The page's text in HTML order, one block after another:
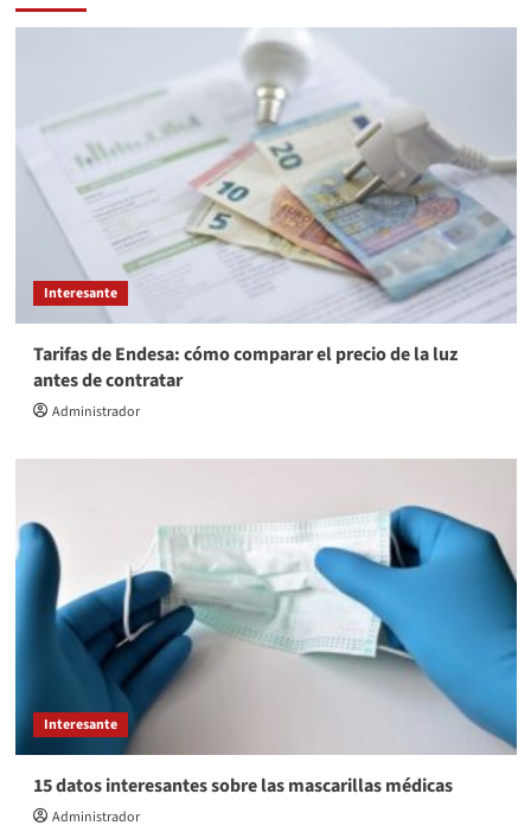
Interesante
Tarifas de Endesa: cómo comparar el precio de la luz
antes de contratar
Administrador
Interesante
15 datos interesantes sobre las mascarillas médicas
Administrador